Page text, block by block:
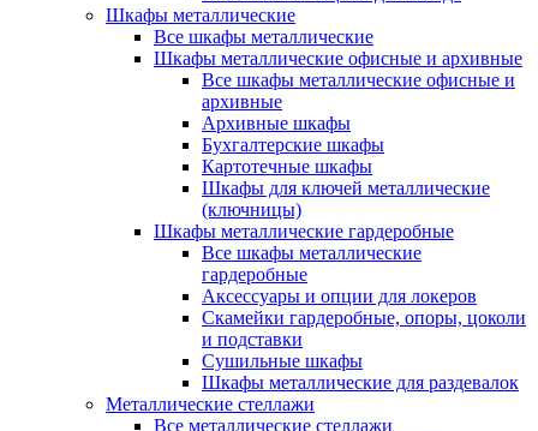
Шкафы металлические
Все шкафы металлические
Шкафы металлические офисные и архивные
Все шкафы металлические офисные и
архивные
Архивные шкафы
Бухгалтерские шкафы
Картотечные шкафы
Шкафы для ключей металлические
(ключницы)
Шкафы металлические гардеробные
Все шкафы металлические
гардеробные
Аксессуары и опции для локеров
Скамейки гардеробные, опоры, цоколи
и подставки
Сушильные шкафы
Шкафы металлические для раздевалок
Металлические стеллажи
Все металлические стеллажи